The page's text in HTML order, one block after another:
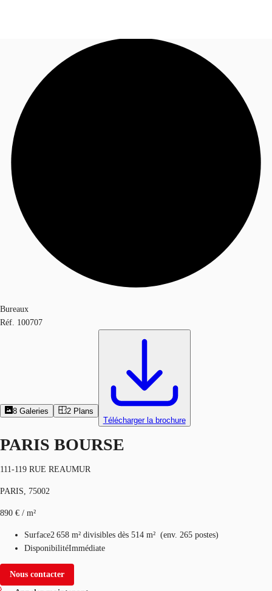
Blog
Données marchés
Appelez maintenant
Bureaux
Réf. 100707
8 Galeries 2 Plans
Télécharger la brochure
PARIS BOURSE
111-119 RUE REAUMUR
PARIS, 75002
890 € / m²
Surface2 658 m² divisibles dès 514 m² (env. 265 postes)
DisponibilitéImmédiate
Nous contacter